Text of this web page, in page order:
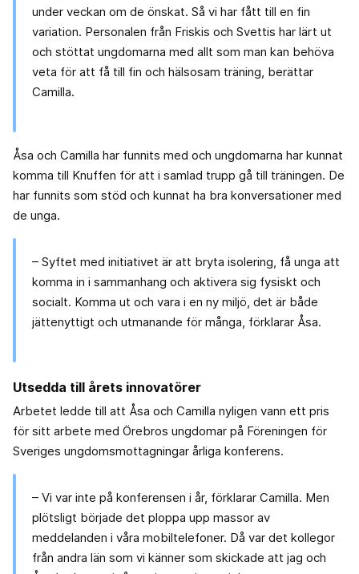
under veckan om de önskat. Så vi har fått till en fin
variation. Personalen från Friskis och Svettis har lärt ut
och stöttat ungdomarna med allt som man kan behöva
veta för att få till fin och hälsosam träning, berättar
Camilla.
Åsa och Camilla har funnits med och ungdomarna har kunnat
komma till Knuffen för att i samlad trupp gå till träningen. De
har funnits som stöd och kunnat ha bra konversationer med
de unga.
– Syftet med initiativet är att bryta isolering, få unga att
komma in i sammanhang och aktivera sig fysiskt och
socialt. Komma ut och vara i en ny miljö, det är både
jättenyttigt och utmanande för många, förklarar Åsa.
Utsedda till årets innovatörer
Arbetet ledde till att Åsa och Camilla nyligen vann ett pris
för sitt arbete med Örebros ungdomar på Föreningen för
Sveriges ungdomsmottagningar årliga konferens.
– Vi var inte på konferensen i år, förklarar Camilla. Men
plötsligt började det ploppa upp massor av
meddelanden i våra mobiltelefoner. Då var det kollegor
från andra län som vi känner som skickade att jag och